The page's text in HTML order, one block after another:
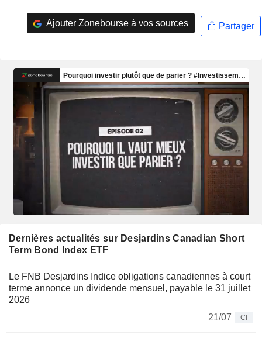
Ajouter Zonebourse à vos sources Partager
Dernières actualités sur Desjardins Canadian Short
Term Bond Index ETF
Le FNB Desjardins Indice obligations canadiennes à court
terme annonce un dividende mensuel, payable le 31 juillet
2026
21/07
CI